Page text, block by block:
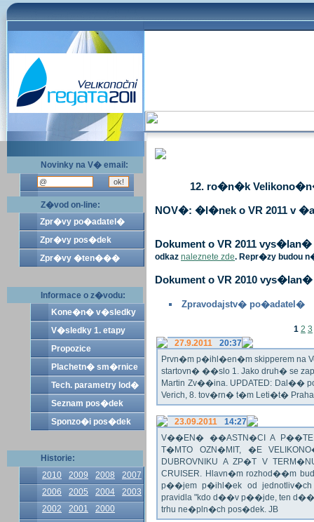
Novinky na V� email:
Z�vod on-line:
Zpr�vy po�adatel�
Zpr�vy pos�dek
Zpr�vy �ten���
Informace o z�vodu:
Kone�n� v�sledky
V�sledky 1. etapy
Propozice
Plachetn� sm�rnice
Tech. parametry lod�
Seznam pos�dek
Sponzo�i pos�dek
Historie:
2010
2009 2008
2007
2006
2005 2004
2003
2002
2001 2000
12. ro�n�k
NOV�: �l�nek o VR 2011 v
Dokument o VR 2011
odkaz naleznete zde. Repr�zy budou
Dokument o VR 2010
Zpravodajstv� po�adatel�
1 2 3
27.9.2011
20:37
Prvn�m p�ihl�en�m skipperem na
startovn� ��slo 1. Jako druh� se
Martin Zv��ina. UPDATED: Dal��
Verich, 8. tov�rn� t�m Leti�t� Praha
23.09.2011
14:27
V��EN� ��ASTN�CI A
T�MTO OZN�MIT, �E
DUBROVNIKU A ZP�T V
CRUISER. Hlavn�m rozhod��m
p��jem p�ihl�ek od
pravidla "kdo d��v p��jde, ten
trhu ne�pln�ch pos�dek. JB